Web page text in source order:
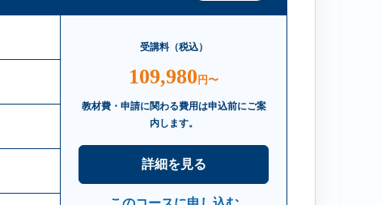
受講料（税込）
109,980円〜
教材費・申請に関わる費用は申込前にご案
内します。
詳細を見る